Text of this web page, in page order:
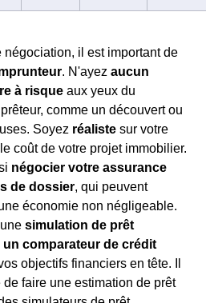
négociation, il est important de
. N'ayez aucun
à risque aux yeux du
comme un découvert ou
Soyez réaliste sur votre
coût de votre projet immobilier.
négocier votre assurance
de dossier, qui peuvent
économie non négligeable.
simulation de prêt
comparateur de crédit
objectifs financiers en tête. Il
faire une estimation de prêt